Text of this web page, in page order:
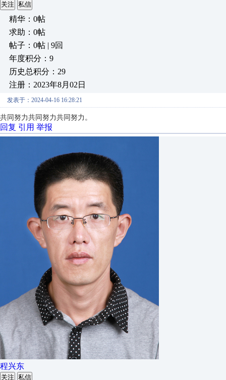
关注 私信
精华：0帖
求助：0帖
帖子：0帖 | 9回
年度积分：9
历史总积分：29
注册：2023年8月02日
发表于：2024-04-16 16:28:21
共同努力共同努力共同努力。
回复 引用 举报
程兴东
关注 私信